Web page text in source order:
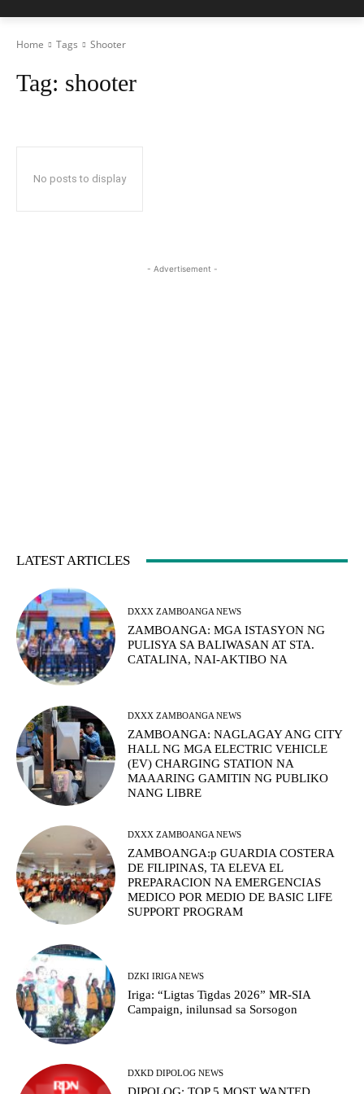
Home Tags Shooter
Tag: shooter
No posts to display
- Advertisement -
LATEST ARTICLES
DXXX ZAMBOANGA NEWS
ZAMBOANGA: MGA ISTASYON NG
PULISYA SA BALIWASAN AT STA.
CATALINA, NAI-AKTIBO NA
DXXX ZAMBOANGA NEWS
ZAMBOANGA: NAGLAGAY ANG CITY
HALL NG MGA ELECTRIC VEHICLE
(EV) CHARGING STATION NA
MAAARING GAMITIN NG PUBLIKO
NANG LIBRE
DXXX ZAMBOANGA NEWS
ZAMBOANGA:p GUARDIA COSTERA
DE FILIPINAS, TA ELEVA EL
PREPARACION NA EMERGENCIAS
MEDICO POR MEDIO DE BASIC LIFE
SUPPORT PROGRAM
DZKI IRIGA NEWS
Iriga: “Ligtas Tigdas 2026” MR-SIA
Campaign, inilunsad sa Sorsogon
DXKD DIPOLOG NEWS